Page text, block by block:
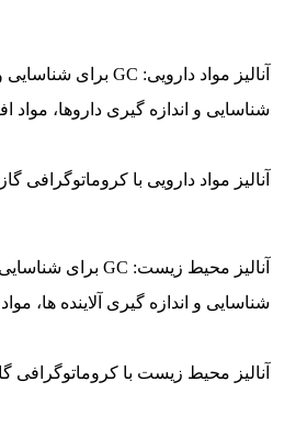
شناسایی و اندازه گیری داروها،
آنالیز مواد دارویی با کروماتوگرافی
شناسایی و اندازه گیری آلاینده ها،
آنالیز محیط زیست با کروماتوگرافی